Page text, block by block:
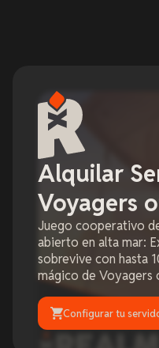
Alquilar
Voyagers
Juego cooperativo
abierto en alta mar:
sobrevive con hasta
mágico de Voyagers
Configurar tu